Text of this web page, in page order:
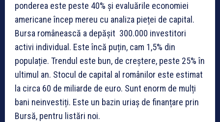
ponderea este peste 40% și evaluările economiei
americane încep mereu cu analiza pieței de capital.
Bursa românească a depășit 300.000 investitori
activi individual. Este încă puțin, cam 1,5% din
populație. Trendul este bun, de creștere, peste 25% în
ultimul an. Stocul de capital al românilor este estimat
la circa 60 de miliarde de euro. Sunt enorm de mulți
bani neinvestiți. Este un bazin uriaș de finanțare prin
Bursă, pentru listări noi.